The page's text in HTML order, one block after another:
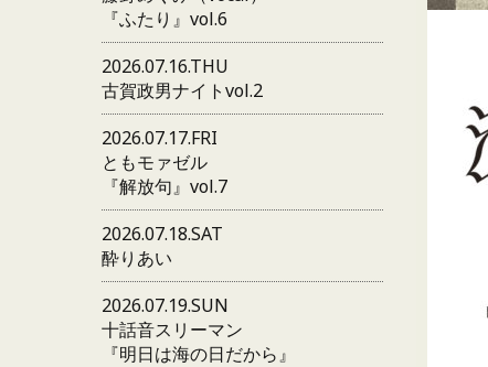
『ふたり』vol.6
2026.07.16.THU
古賀政男ナイトvol.2
2026.07.17.FRI
ともモァゼル
『解放句』vol.7
2026.07.18.SAT
酔りあい
2026.07.19.SUN
十話音スリーマン
『明日は海の日だから』